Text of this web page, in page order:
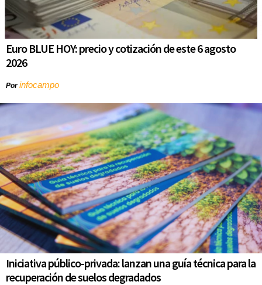
Euro BLUE HOY: precio y cotización de este 6 agosto
2026
Porinfocampo
Iniciativa público-privada: lanzan una guía técnica para la
recuperación de suelos degradados